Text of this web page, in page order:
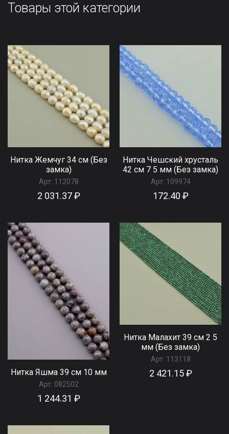
Товары этой категории
Нитка Жемчуг 34 см (Без
замка)
Арт: 112078
2 031.37 ₽
Нитка Чешский хрусталь
42 см 7 5 мм (Без замка)
Арт: 109974
172.40 ₽
Нитка Яшма 39 см 10 мм
Арт: 082502
1 244.31 ₽
Нитка Малахит 39 см 2 5
мм (Без замка)
Арт: 113118
2 421.15 ₽